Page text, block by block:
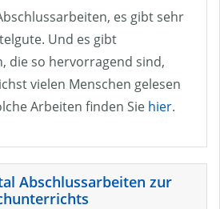
es gibt sehr
Und es gibt
die so hervorragend sind,
vielen Menschen gelesen
Arbeiten finden Sie hier.
Abschlussarbeiten zur